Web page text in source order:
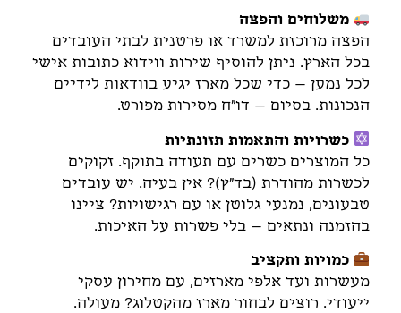
משלוחים והפצה
הפצה מרוכזת למשרד או פרטנית לבתי העובדים
בכל הארץ. ניתן להוסיף שירות ווידוא כתובות אישי
לכל נמען – כדי שכל מארז יגיע בוודאות לידיים
הנכונות. בסיום – דו"ח מסירות מפורט.
כשרויות והתאמות תזונתיות
כל המוצרים כשרים עם תעודה בתוקף. זקוקים
לכשרות מהודרת (בד"ץ)? אין בעיה. יש עובדים
טבעונים, נמנעי גלוטן או עם רגישויות? ציינו
בהזמנה ונתאים – בלי פשרות על האיכות.
כמויות ותקציב
מעשרות ועד אלפי מארזים, עם מחירון עסקי
ייעודי. רוצים לבחור מארז מהקטלוג? מעולה.